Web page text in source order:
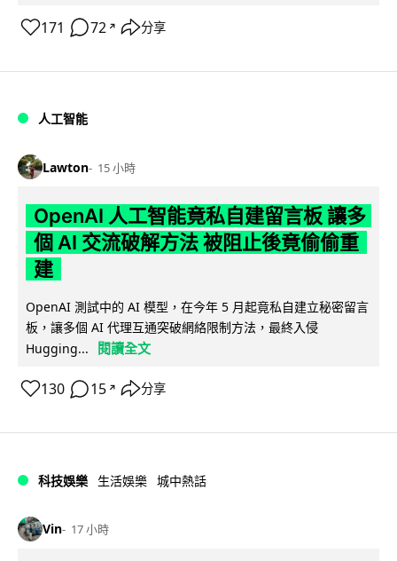
171 72 ↗ 分享
人工智能
Lawton 15 小時
OpenAI 人工智能竟私自建留言板 讓多
個 AI 交流破解方法 被阻止後竟偷偷重
建
OpenAI 測試中的 AI 模型，在今年 5 月起竟私自建立秘密留言
板，讓多個 AI 代理互通突破網絡限制方法，最終入侵
Hugging...
閱讀全文
130 15 ↗ 分享
科技娛樂 生活娛樂 城中熱話
Vin 17 小時